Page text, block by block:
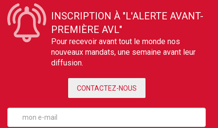
INSCRIPTION À "L'ALERTE AVANT-
PREMIÈRE AVL"
Pour recevoir avant tout le monde nos
nouveaux mandats, une semaine avant leur
diffusion.
CONTACTEZ-NOUS